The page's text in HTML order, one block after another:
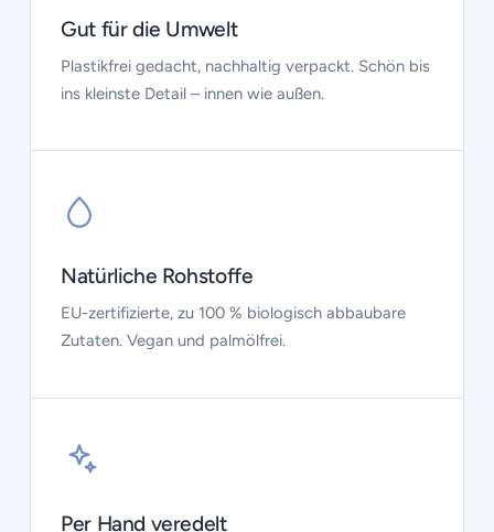
Gut für die Umwelt
Plastikfrei gedacht, nachhaltig verpackt. Schön bis
ins kleinste Detail – innen wie außen.
Natürliche Rohstoffe
EU-zertifizierte, zu 100 % biologisch abbaubare
Zutaten. Vegan und palmölfrei.
Per Hand veredelt